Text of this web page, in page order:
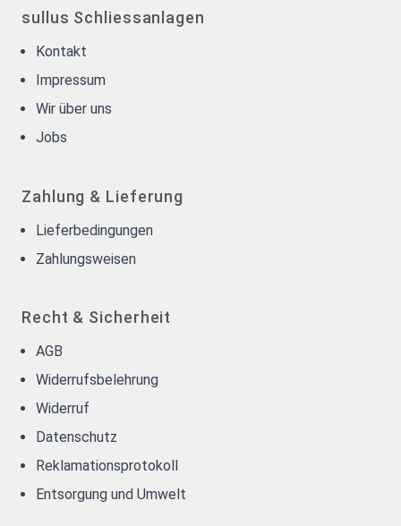
sullus Schliessanlagen
Kontakt
Impressum
Wir über uns
Jobs
Zahlung & Lieferung
Lieferbedingungen
Zahlungsweisen
Recht & Sicherheit
AGB
Widerrufsbelehrung
Widerruf
Datenschutz
Reklamationsprotokoll
Entsorgung und Umwelt